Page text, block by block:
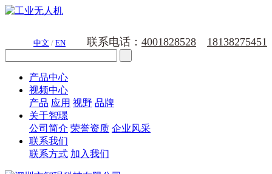
中文 / EN 联系电话： 4001828528 18138275451
产品中心
视频中心
产品 应用 视野 品牌
关于智璟
公司简介 荣誉资质 企业风采
联系我们
联系方式 加入我们